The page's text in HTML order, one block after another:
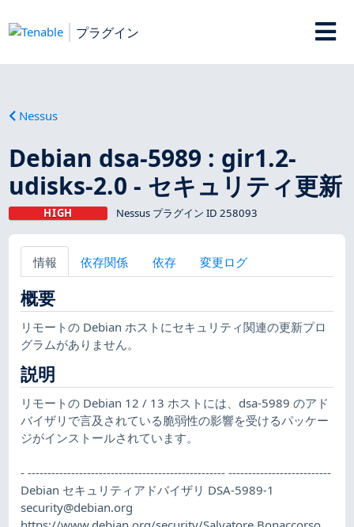
プラグイン
Nessus
Debian dsa-5989 : gir1.2-
udisks-2.0 - セキュリティ更新
HIGH Nessus プラグイン ID 258093
情報 依存関係 依存 変更ログ
概要
リモートの Debian ホストにセキュリティ関連の更新プロ
グラムがありません。
説明
リモートの Debian 12 / 13 ホストには、dsa-5989 のアド
バイザリで言及されている脆弱性の影響を受けるパッケー
ジがインストールされています。
- -------------------------------------------------- --------------------------
Debian セキュリティアドバイザリ DSA-5989-1
security@debian.org